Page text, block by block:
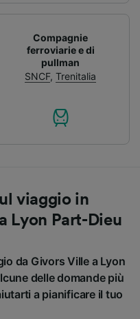
Compagnie
ferroviarie e di
pullman
SNCF,Trenitalia
viaggio in
Lyon Part-Dieu
da Givors Ville a Lyon
delle domande più
a pianificare il tuo